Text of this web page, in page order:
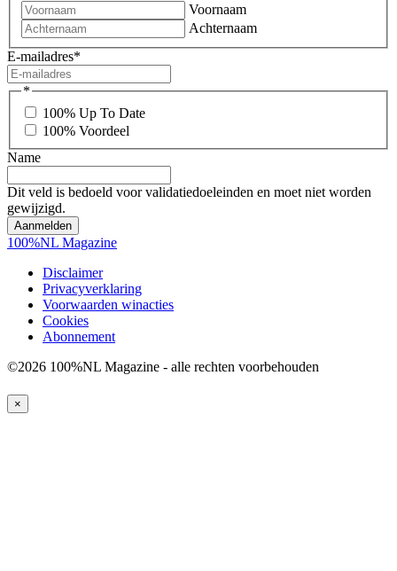
Voornaam
Achternaam
E-mailadres*
*
100% Up To Date
100% Voordeel
Name
Dit veld is bedoeld voor validatiedoeleinden en moet niet worden
gewijzigd.
100%NL Magazine
Disclaimer
Privacyverklaring
Voorwaarden winacties
Cookies
Abonnement
©2026 100%NL Magazine - alle rechten voorbehouden
×